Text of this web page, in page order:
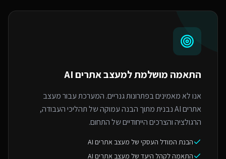
התאמה מושלמת למעצב אתרים AI
אנו לא מאמינים בפתרונות גנריים. המערכת עבור מעצב
אתרים AI נבנית מתוך הבנה עמוקה של תהליכי העבודה,
הרגולציה והצרכים הייחודיים של התחום.
הבנת המודל העסקי של מעצב אתרים AI
התאמה לקהל היעד של מעצב אתרים AI